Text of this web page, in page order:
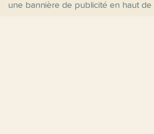
une bannière de publicité en haut de